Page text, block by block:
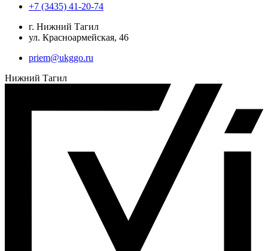
+7 (3435) 41-20-74
г. Нижний Тагил
ул. Красноармейская, 46
priem@ukggo.ru
Нижний Тагил